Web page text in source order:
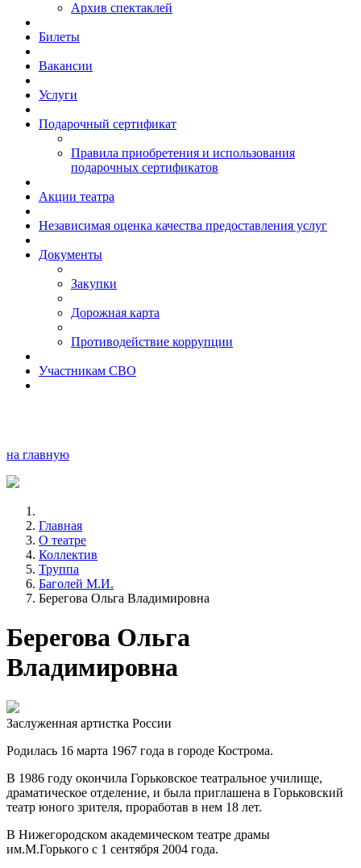
Архив спектаклей
Билеты
Вакансии
Услуги
Подарочный сертификат
Правила приобретения и использования
подарочных сертификатов
Акции театра
Независимая оценка качества предоставления услуг
Документы
Закупки
Дорожная карта
Противодействие коррупции
Участникам СВО
на главную
Главная
О театре
Коллектив
Труппа
Баголей М.И.
Берегова Ольга Владимировна
Берегова Ольга
Владимировна
Заслуженная артистка России
Родилась 16 марта 1967 года в городе Кострома.
В 1986 году окончила Горьковское театральное училище,
драматическое отделение, и была приглашена в Горьковский
театр юного зрителя, проработав в нем 18 лет.
В Нижегородском академическом театре драмы
им.М.Горького с 1 сентября 2004 года.